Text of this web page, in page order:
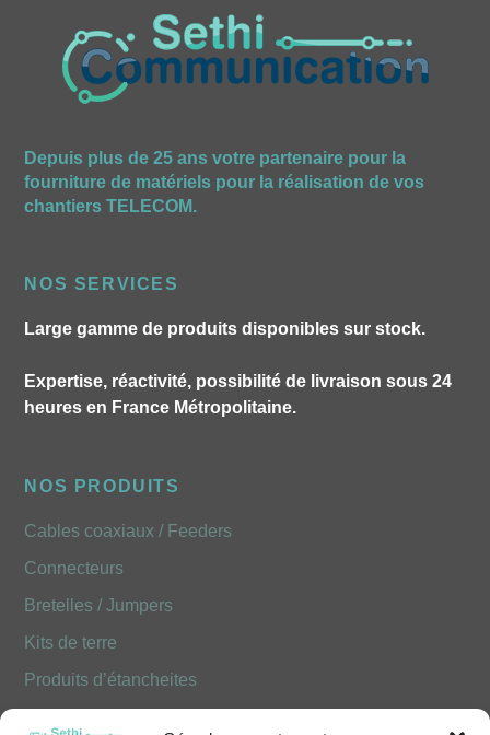
Depuis plus de 25 ans votre partenaire pour la
fourniture de matériels pour la réalisation de vos
chantiers TELECOM.
NOS SERVICES
Large gamme de produits disponibles sur stock.
Expertise, réactivité, possibilité de livraison sous 24
heures en France Métropolitaine.
NOS PRODUITS
Cables coaxiaux / Feeders
Connecteurs
Bretelles / Jumpers
Kits de terre
Produits d’étancheites